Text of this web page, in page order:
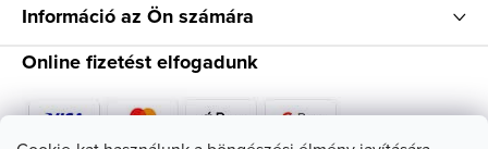
Információ az Ön számára
Online fizetést elfogadunk